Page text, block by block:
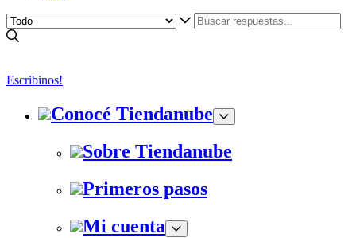
Escribinos!
Conocé Tiendanube
Sobre Tiendanube
Primeros pasos
Mi cuenta